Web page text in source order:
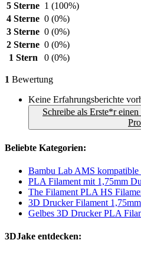
5 Sterne 1 (100%)
4 Sterne 0 (0%)
3 Sterne 0 (0%)
2 Sterne 0 (0%)
1 Stern
0 (0%)
1 Bewertung
Keine Erfahrungsberichte
Schreibe als Erste*r
Beliebte Kategorien:
Bambu Lab AMS kompatible
PLA Filament mit 1,75mm
The Filament PLA HS
3D Drucker Filament 1,75mm
Gelbes 3D Drucker PLA
3DJake entdecken: